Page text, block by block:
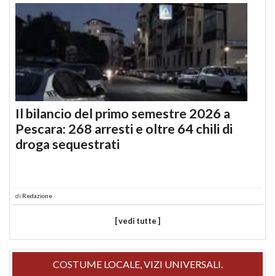
Il bilancio del primo semestre 2026 a
Pescara: 268 arresti e oltre 64 chili di
droga sequestrati
di Redazione
[ vedi tutte ]
COSTUME LOCALE, VIZI UNIVERSALI.